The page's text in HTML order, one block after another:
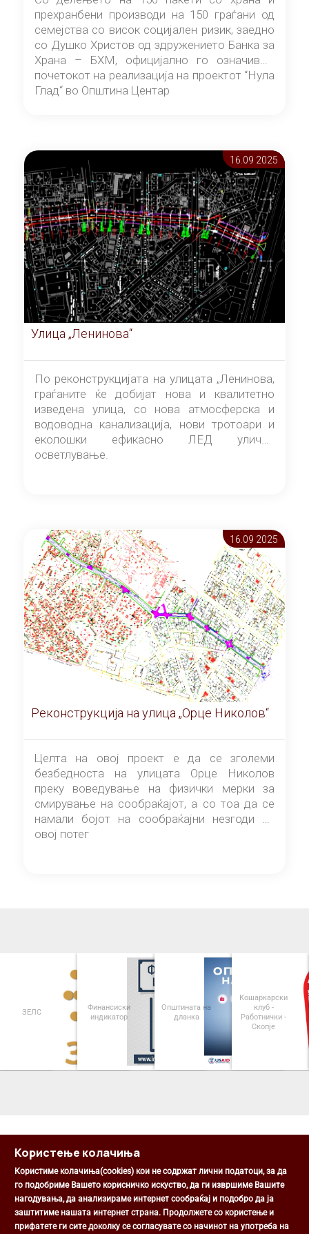
прехранбени производи на 150 граѓани од
семејства со висок социјален ризик, заедно
со Душко Христов од здружението Банка за
Храна – БХМ, официјално го означивме
почетокот на реализација на проектот “Нула
Глад“ во Општина Центар
16.09 2025
Улица „Ленинова“
По реконструкцијата на улицата „Ленинова,
граѓаните ќе добијат нова и квалитетно
изведена улица, со нова атмосферска и
водоводна канализација, нови тротоари и
еколошки ефикасно ЛЕД улично
осветлување.
16.09 2025
Реконструкција на улица „Орце Николов“
Целта на овој проект е да се зголеми
безбедноста на улицата Орце Николов
преку воведување на физички мерки за
смирување на сообраќајот, а со тоа да се
намали бојот на сообраќајни незгоди на
овој потег
ЗЕЛС
Финансиски
индикатор
Општината на
дланка
Кошаркарски
клуб -
Работнички -
Скопје
Општина Центар
Михаил Цоков бр. 1, Скопје
Користење колачиња
Користиме колачиња(cookies) кои не содржат лични податоци, за да
го подобриме Вашето корисничко искуство, да ги извршиме Вашите
нагодувања, да анализираме интернет сообраќај и подобро да ја
заштитиме нашата интернет страна. Продолжете со користење и
прифатете ги сите доколку се согласувате со начинот на употреба на